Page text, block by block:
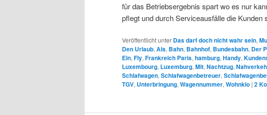
für das Betriebsergebnis spart wo es nur
pflegt und durch Serviceausfälle die Kunden
Veröffentlicht unter Das darf doch nicht wahr sein,
Den Urlaub, Als, Bahn, Bahnhof, Bundesbahn, Der
Ein, Fly, Frankreich Paris, hamburg, Handy,
Luxembourg, Luxemburg, Mit, Nachtzug,
Schlafwagen, Schlafwagenbetreuer,
TGV, Unterbringung, Wagennummer, Wohnklo | 2